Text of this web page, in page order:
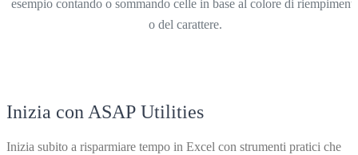
esempio contando o sommando celle in base al colore di
o del carattere.
Inizia con ASAP Utilities
Inizia subito a risparmiare tempo in Excel con strumenti pratici che